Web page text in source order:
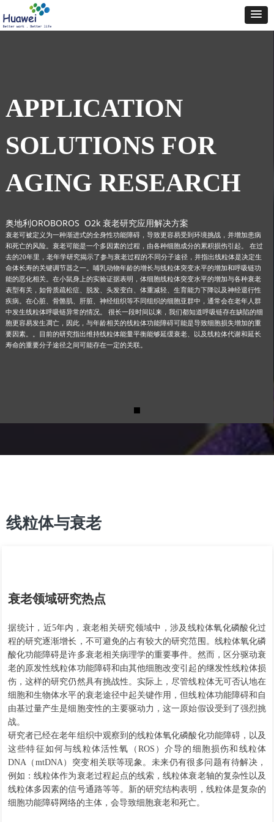
APPLICATION
SOLUTIONS FOR
AGING RESEARCH
奥地利OROBOROS O2k 衰老研究应用解决方案
衰老可被定义为一种渐进式的全身性功能障碍，导致更容易受到环境挑战，并增加患病
和死亡的风险。衰老可能是一个多因素的过程，由各种细胞成分的累积损伤引起。 在过
去的20年里，老年学研究揭示了参与衰老过程的不同分子途径，并指出线粒体是决定生
命体长寿的关键调节器之一。哺乳动物年龄的增长与线粒体突变水平的增加和呼吸链功
能的恶化相关。在小鼠身上的实验证据表明，体细胞线粒体突变水平的增加与各种衰老
表型有关，如骨质疏松症、脱发、头发变白、体重减轻、生育能力下降以及神经退行性
疾病。在心脏、骨骼肌、肝脏、神经组织等不同组织的细胞亚群中，通常会在老年人群
中发生线粒体呼吸链异常的情况。 很长一段时间以来，我们都知道呼吸链存在缺陷的细
胞更容易发生凋亡，因此，与年龄相关的线粒体功能障碍可能是导致细胞损失增加的重
要因素。。目前的研究指出维持线粒体能量平衡能够延缓衰老、以及线粒体代谢和延长
寿命的重要分子途径之间可能存在一定的关联。
线粒体与衰老
衰老领域研究热点
据统计，近5年内，衰老相关研究领域中，涉及线粒体氧化磷酸化过
程的研究逐渐增长，不可避免的占有较大的研究范围。线粒体氧化磷
酸化功能障碍是许多衰老相关病理学的重要事件。然而，区分驱动衰
老的原发性线粒体功能障碍和由其他细胞改变引起的继发性线粒体损
伤，这样的研究仍然具有挑战性。实际上，尽管线粒体无可否认地在
细胞和生物体水平的衰老途径中起关键作用，但线粒体功能障碍和自
由基过量产生是细胞变性的主要驱动力，这一原始假设受到了强烈挑
战。
研究者已经在老年组织中观察到的线粒体氧化磷酸化功能障碍，以及
这些特征如何与线粒体活性氧（ ROS）介导的细胞损伤和线粒体
DNA（mtDNA）突变相关联等现象。未来仍有很多问题有待解决，
例如：线粒体作为衰老过程起点的线索，线粒体衰老轴的复杂性以及
线粒体多因素的信号通路等等。新的研究结构表明，线粒体是复杂的
细胞功能障碍网络的主体，会导致细胞衰老和死亡。